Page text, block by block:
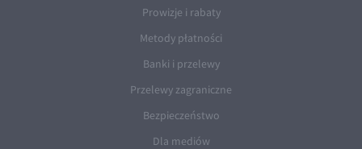
Prowizje i rabaty
Metody płatności
Banki i przelewy
Przelewy zagraniczne
Bezpieczeństwo
Dla mediów